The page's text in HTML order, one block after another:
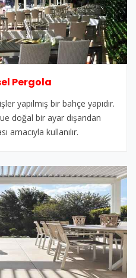
Pergola
yapılmış bir bahçe yapıdır.
doğal bir ayar dışarıdan
amacıyla kullanılır.